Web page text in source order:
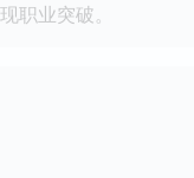
职业突破。